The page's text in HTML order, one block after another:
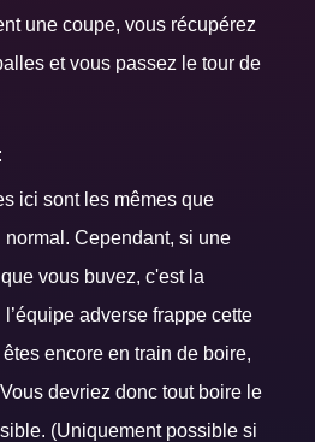
une coupe, vous récupérez
et vous passez le tour de
ici sont les mêmes que
Cependant, si une
vous buvez, c'est la
adverse frappe cette
encore en train de boire,
devriez donc tout boire le
(Uniquement possible si